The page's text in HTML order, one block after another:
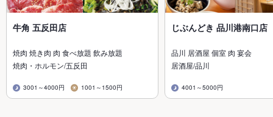
牛角 五反田店
焼肉 焼き肉 肉 食べ放題 飲み放題
焼肉・ホルモン/五反田
3001～4000円 1001～1500円
じぶんどき 品川港南口店
品川 居酒屋 個室 肉 宴会
居酒屋/品川
4001～5000円